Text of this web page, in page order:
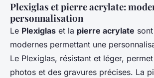
Plexiglas et pierre acrylate:
personnalisation
Le Plexiglas et la pierre acrylate
modernes permettant une
Le Plexiglas, résistant et léger,
photos et des gravures précises. La